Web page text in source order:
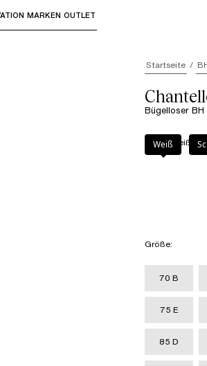
der Untermenüs und "Pfeil nach
MARKEN OUTLET
Startseite
Bügelloser BH
Farbe:Weiß
Weiß
Größe:
70 B
75 E
85 D